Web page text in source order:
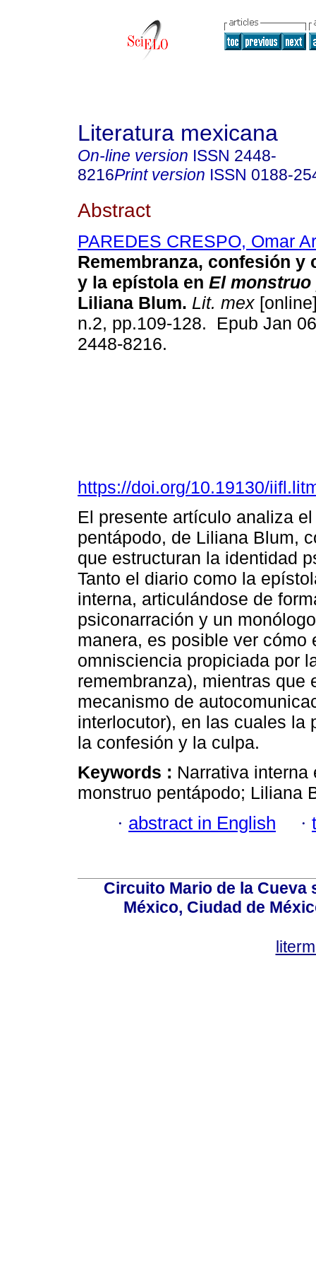
Literatura mexicana
On-line version ISSN 2448-
8216Print version ISSN 0188-
Abstract
PAREDES CRESPO, Omar
Remembranza, confesión y
y la epístola en El monstruo
Liliana Blum. Lit. mex
n.2, pp.109-128. Epub Jan
2448-8216.
https://doi.org/10.19130/
El presente artículo analiza
pentápodo, de Liliana Blum,
que estructuran la identidad
Tanto el diario como la
interna, articulándose de
psiconarración y un
manera, es posible ver
omnisciencia propiciada por
remembranza), mientras que
mecanismo de
interlocutor), en las cuales la
la confesión y la culpa.
Keywords : Narrativa
monstruo pentápodo; Liliana
· abstract in English ·
Circuito Mario de la Cueva
México, Ciudad de